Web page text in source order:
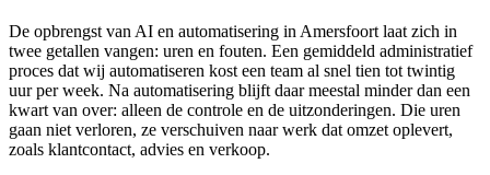
De opbrengst van AI en automatisering in Amersfoort laat zich in
twee getallen vangen: uren en fouten. Een gemiddeld administratief
proces dat wij automatiseren kost een team al snel tien tot twintig
uur per week. Na automatisering blijft daar meestal minder dan een
kwart van over: alleen de controle en de uitzonderingen. Die uren
gaan niet verloren, ze verschuiven naar werk dat omzet oplevert,
zoals klantcontact, advies en verkoop.